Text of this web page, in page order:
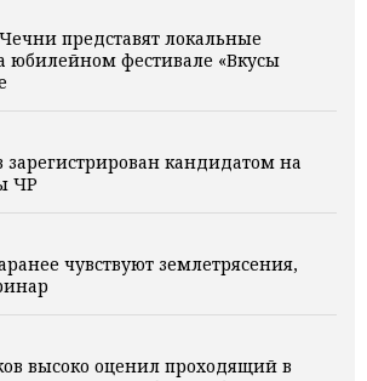
представят локальные
юбилейном фестивале «Вкусы
кандидатом на
ЧР
чувствуют землетрясения,
высоко оценил проходящий в